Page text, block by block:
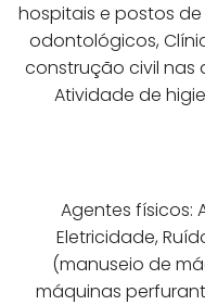
hospitais e postos
odontológicos,
construção civil
Atividade de
Agentes físicos:
Eletricidade,
(manuseio de
máquinas